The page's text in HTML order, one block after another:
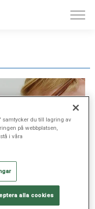
samtycker du till lagring av
på webbplatsen,
i våra
alla cookies